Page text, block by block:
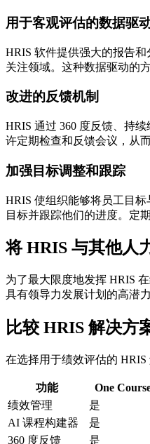
用于客观评估的数据驱
HRIS 软件提供强大的报告
关注领域。这种数据驱动的
改进的反馈机制
HRIS 通过 360 度反馈、持
许定期检查和反馈会议，从
加强目标调整和跟踪
HRIS 使组织能够将员工目
目标并跟踪他们的进度。定
将 HRIS 与其他人
为了最大限度地发挥 HRIS
具有领导力发展计划的高潜
比较 HRIS 解决方
在选择用于绩效评估的
功能 One
绩效管理
是
AI 课程构建器
是
360 度反馈
是